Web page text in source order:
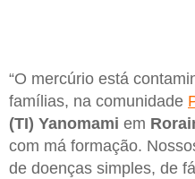
“O mercúrio está
famílias, na comunidade
(TI) Yanomami em
com má formação.
de doenças simples, de